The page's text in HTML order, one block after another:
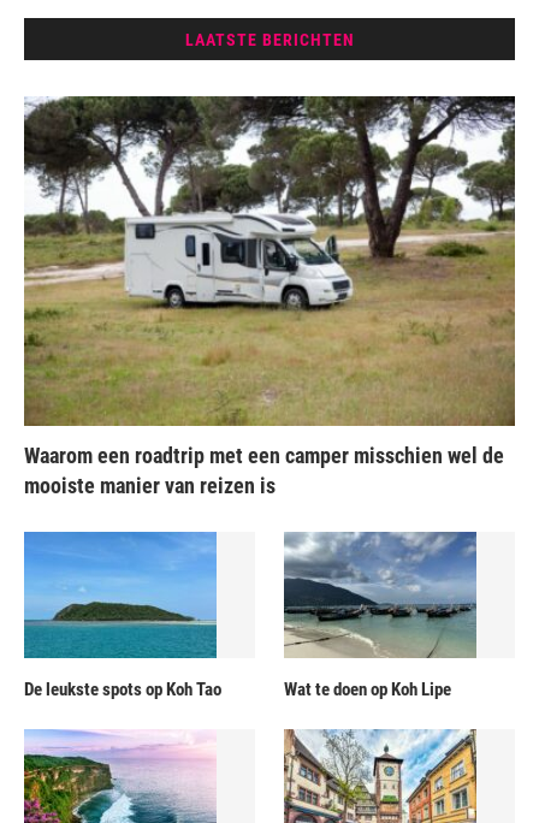
LAATSTE BERICHTEN
Waarom een roadtrip met een camper misschien wel de
mooiste manier van reizen is
De leukste spots op Koh Tao Wat te doen op Koh Lipe